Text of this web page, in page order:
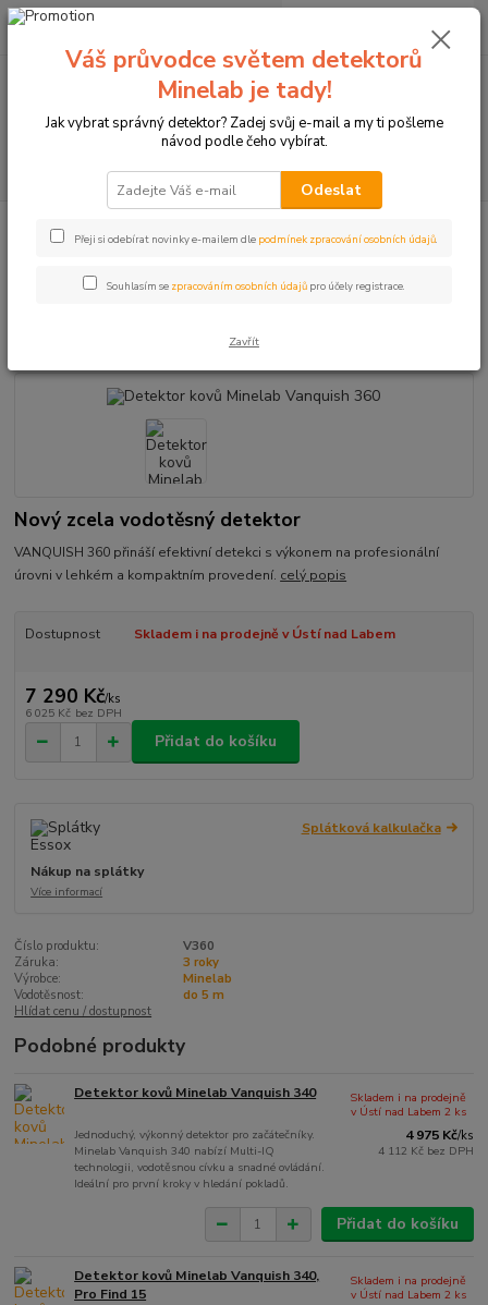
+420774877333
0 Kč
Detektor kovů Minelab Vanquish
Nový zcela vodotěsný detektor
VANQUISH 360 přináší efektivní detekci s výkonem na profesionální
úrovni v lehkém a kompaktním provedení. celý popis
Dostupnost Skladem i na prodejně v Ústí nad Labem
7 290 Kč/ks
6 025 Kč bez DPH
Přidat do košíku
Splátková kalkulačka
Nákup na splátky
Více informací
Číslo produktu:
V360
Záruka:
3 roky
Výrobce:
Minelab
Vodotěsnost:
do 5 m
Hlídat cenu / dostupnost
Podobné produkty
Detektor kovů Minelab Vanquish 340
Jednoduchý, výkonný detektor pro začátečníky.
Minelab Vanquish 340 nabízí Multi-IQ
technologii, vodotěsnou cívku a snadné ovládání.
Ideální pro první kroky v hledání pokladů.
4 975 Kč/ks
4 112 Kč bez DPH
Skladem i na prodejně
v Ústí nad Labem 2 ks
Přidat do košíku
Detektor kovů Minelab Vanquish 340,
Pro Find 15
Skladem i na prodejně
v Ústí nad Labem 2 ks
Váš průvodce světem detektorů
Minelab je tady!
Jak vybrat správný detektor? Zadej svůj e-mail a my ti pošleme
návod podle čeho vybírat.
Odeslat
Přeji si odebírat novinky e-mailem dle podmínek zpracování osobních údajů.
Souhlasím se zpracováním osobních údajů pro účely registrace.
Zavřít